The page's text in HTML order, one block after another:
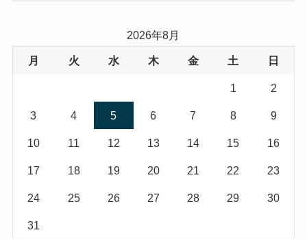
ー
2026年8月
月 火 水 木 金 土 日
1 2
3 4 5 6 7 8 9
10 11 12 13 14 15 16
17 18 19 20 21 22 23
24 25 26 27 28 29 30
31